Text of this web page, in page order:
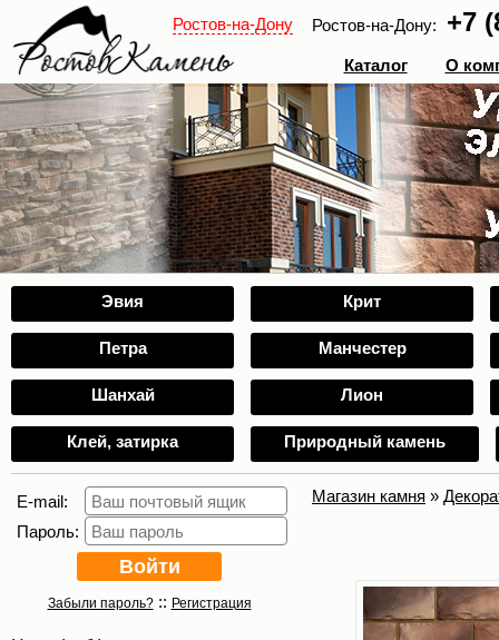
Ростов-на-Дону Ростов-на-Дону: +7
Каталог О
Эвия Крит
Петра Манчестер
Шанхай Лион
Клей, затирка Природный камень
E-mail:
Пароль:
Забыли пароль?:: Регистрация
Магазин камня »